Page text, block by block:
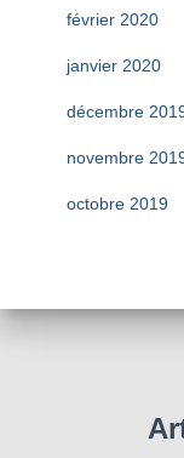
février 2020
janvier 2020
décembre
novembre
octobre 2019